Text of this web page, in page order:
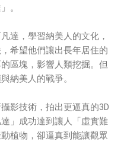
。
達，學習納美人的文化，
希望他們讓出長年居住的
區塊，影響人類挖掘。但
納美人的戰爭。
影技術，拍出更逼真的3D
」成功達到讓人「虛實難
植物，卻逼真到能讓觀眾